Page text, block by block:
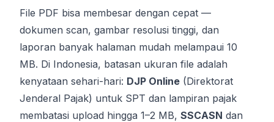
File PDF bisa membesar dengan cepat —
dokumen scan, gambar resolusi tinggi, dan
laporan banyak halaman mudah melampaui 10
MB. Di Indonesia, batasan ukuran file adalah
kenyataan sehari-hari: DJP Online (Direktorat
Jenderal Pajak) untuk SPT dan lampiran pajak
membatasi upload hingga 1–2 MB, SSCASN dan